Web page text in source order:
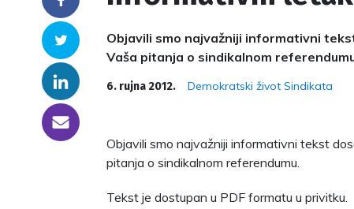
Twitter
Linkedin
someone@yoursite.com
Objavili smo najvažniji informativni
Vaša pitanja o sindikalnom
6. rujna 2012. Demokratski život Sindikata
Objavili smo najvažniji informativni tekst
pitanja o sindikalnom referendumu.
Tekst je dostupan u PDF formatu u privitku.